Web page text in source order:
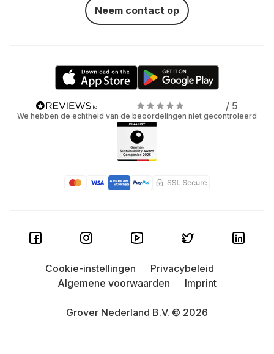
Neem contact op
/ 5
We hebben de echtheid van de beoordelingen niet gecontroleerd
Grover Nederland B.V. © 2026
Cookie-instellingen
Privacybeleid
Algemene voorwaarden
Imprint